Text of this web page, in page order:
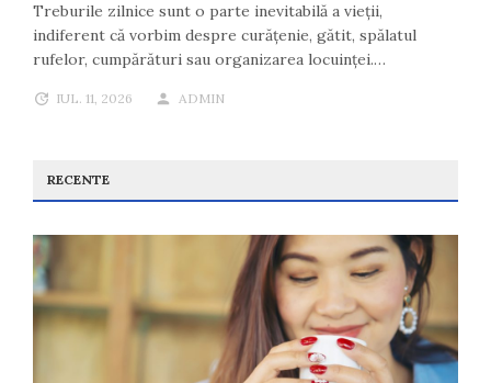
Treburile zilnice sunt o parte inevitabilă a vieții,
indiferent că vorbim despre curățenie, gătit, spălatul
rufelor, cumpărături sau organizarea locuinței.…
IUL. 11, 2026 ADMIN
RECENTE